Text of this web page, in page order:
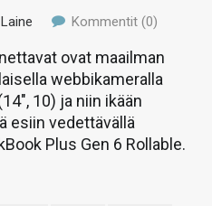
Kommentit (0)
ovat maailman
webbikameralla
10) ja niin ikään
esiin vedettävällä
Plus Gen 6 Rollable.